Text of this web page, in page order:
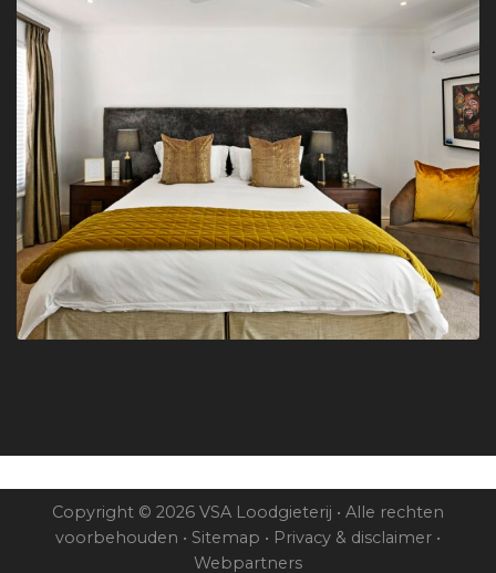
Copyright © 2026 VSA Loodgieterij • Alle rechten
voorbehouden • Sitemap • Privacy & disclaimer •
Webpartners